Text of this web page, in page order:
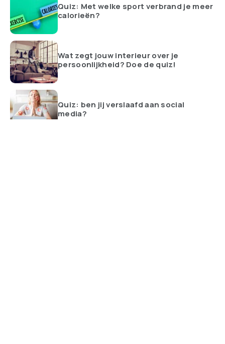
Quiz: Met welke sport verbrand je meer
calorieën?
Wat zegt jouw interieur over je
persoonlijkheid? Doe de quiz!
Quiz: ben jij verslaafd aan social
media?